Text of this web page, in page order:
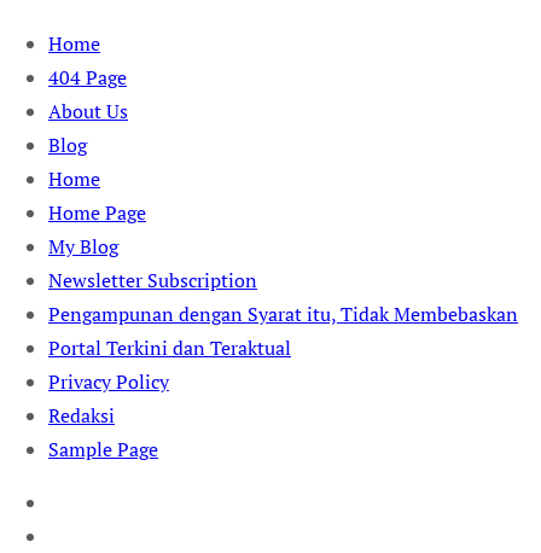
Skip
content
Home
404 Page
About Us
Blog
Home
Home Page
My Blog
Newsletter Subscription
Pengampunan dengan Syarat itu, Tidak Membebaskan
Portal Terkini dan Teraktual
Privacy Policy
Redaksi
Sample Page